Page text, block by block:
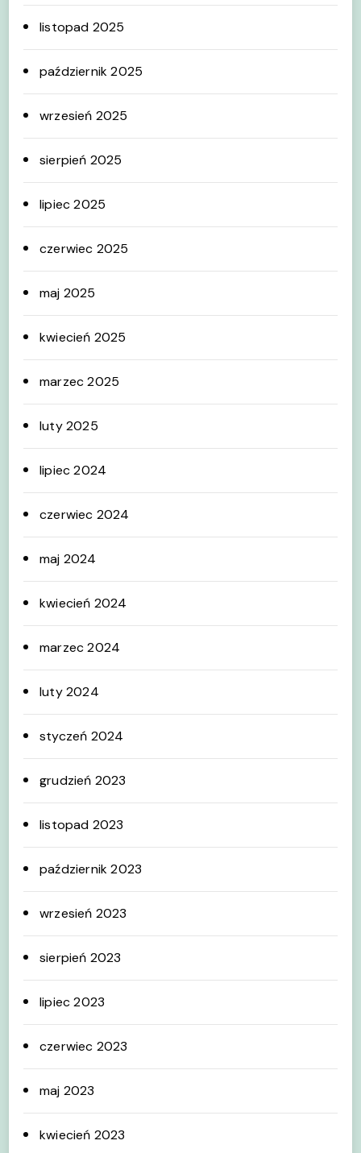
listopad 2025
październik 2025
wrzesień 2025
sierpień 2025
lipiec 2025
czerwiec 2025
maj 2025
kwiecień 2025
marzec 2025
luty 2025
lipiec 2024
czerwiec 2024
maj 2024
kwiecień 2024
marzec 2024
luty 2024
styczeń 2024
grudzień 2023
listopad 2023
październik 2023
wrzesień 2023
sierpień 2023
lipiec 2023
czerwiec 2023
maj 2023
kwiecień 2023